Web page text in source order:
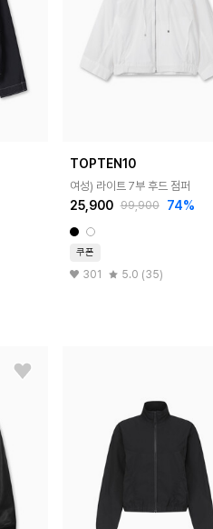
TOPTEN10
여성) 라이트 7부 후드 점퍼
25,900 99,900 74%
쿠폰
301 5.0 (35)